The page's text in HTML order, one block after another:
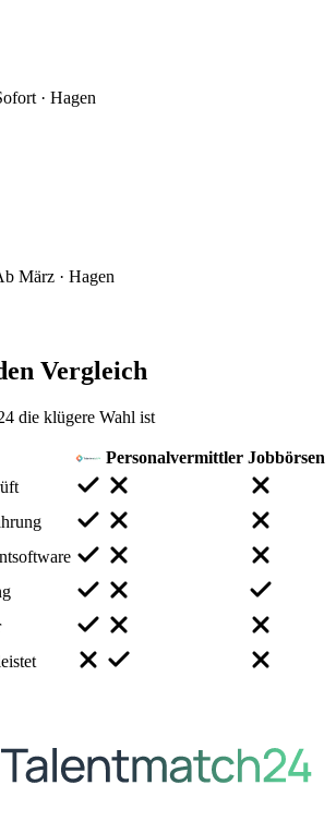
· Hagen
März · Hagen
Vergleich
die klügere Wahl ist
Personalvermittler Jobbörsen